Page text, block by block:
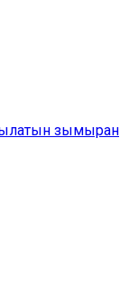
зымыран